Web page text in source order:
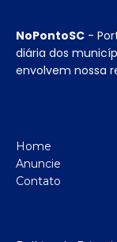
NoPontoSC -
diária dos
envolvem nossa
Home
Anuncie
Contato